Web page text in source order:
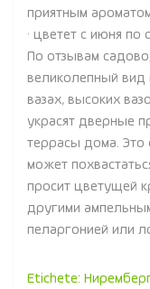
приятным
· цветет с июня по
По отзывам
великолепный
вазах, высоких
украсят дверные
террасы дома. Это
может
просит цветущей
другими
пеларгонией или
Etichete: